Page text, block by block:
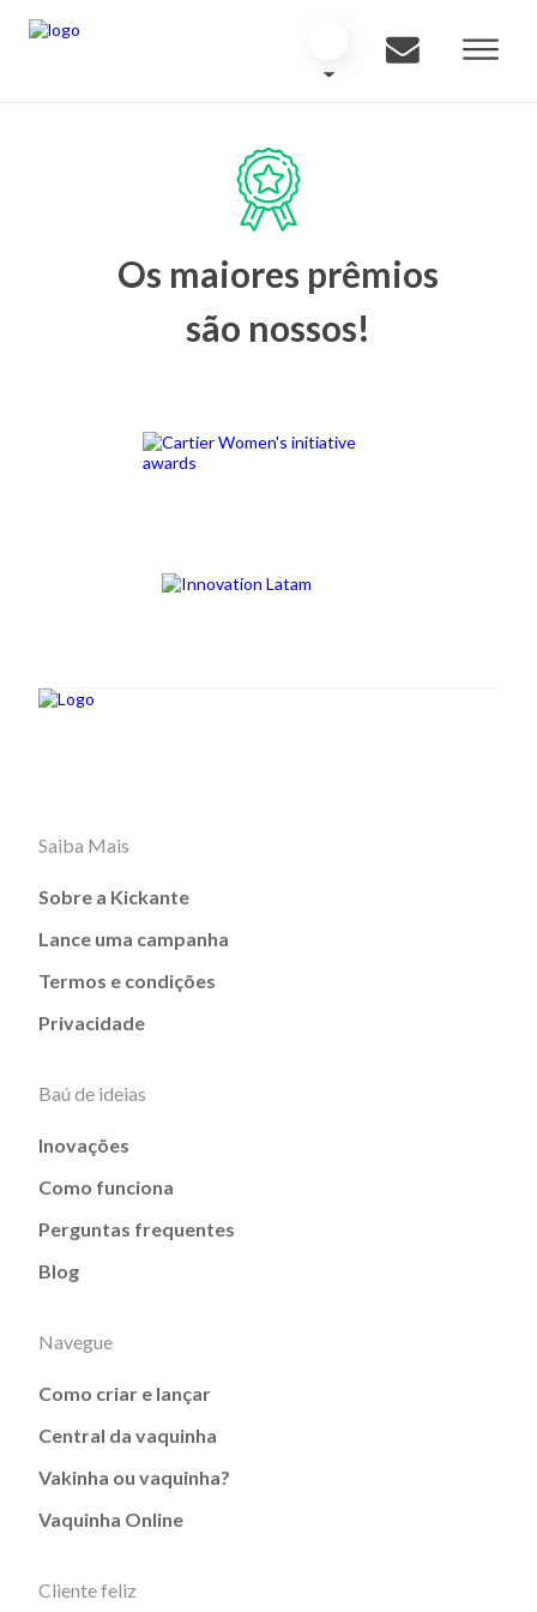
Os maiores prêmios
são nossos!
Saiba Mais
Sobre a Kickante
Lance uma campanha
Termos e condições
Privacidade
Baú de ideias
Inovações
Como funciona
Perguntas frequentes
Blog
Navegue
Como criar e lançar
Central da vaquinha
Vakinha ou vaquinha?
Vaquinha Online
Cliente feliz